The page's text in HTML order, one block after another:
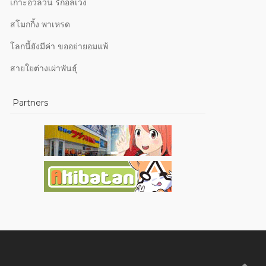
สโมกกิ้ง พาเหรด
โลกนี้ยังมีค่า ขออย่ายอมแพ้
สายใยต่างเผ่าพันธุ์
Partners